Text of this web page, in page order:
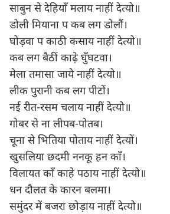
साबुन से देहियाँ मलाय नाहीं देत्यो॥
डोली मियाना प कब लग डोलौं।
घोड़वा प काठी कसाय नाहीं देत्यो॥
कब लग बैठीं काढ़े घुँघटवा।
मेला तमासा जाये नाहीं देत्यो॥
लीक पुरानी कब लग पीटों।
नई रीत-रसम चलाय नाहीं देत्यो॥
गोबर से ना लीपब-पोतब।
चूना से भितिया पोताय नाहीं देत्यों।
खुसलिया छदमी ननकू हन काँ।
विलायत काँ काहे पठाय नाहीं देत्यो॥
धन दौलत के कारन बलमा।
समुंदर में बजरा छोड़ाय नाहीं देत्यो॥